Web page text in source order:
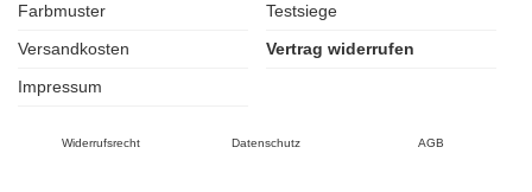
Farbmuster
Testsiege
Versandkosten
Vertrag widerrufen
Impressum
Widerrufsrecht Datenschutz AGB